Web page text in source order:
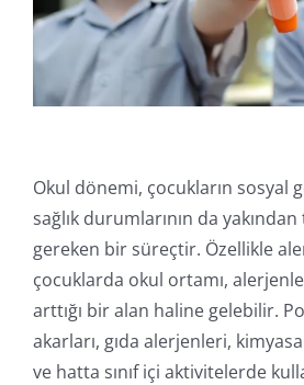
Okul dönemi, çocukların sosyal
sağlık durumlarının da
gereken bir süreçtir. Özellikle
çocuklarda okul ortamı,
arttığı bir alan haline gelebilir.
akarları, gıda alerjenleri,
ve hatta sınıf içi aktivitelerde